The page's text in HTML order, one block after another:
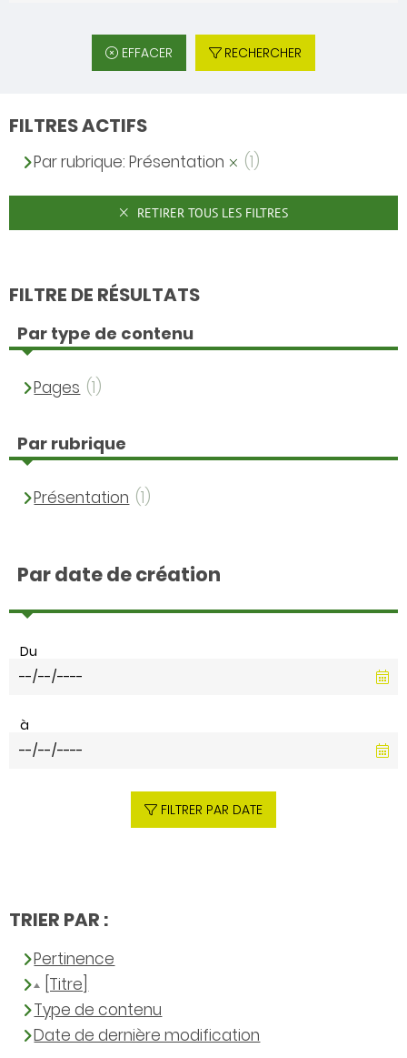
EFFACER RECHERCHER
FILTRES ACTIFS
Par rubrique: Présentation (1)
RETIRER TOUS LES FILTRES
FILTRE DE RÉSULTATS
Par type de contenu
Pages (1)
Par rubrique
Présentation (1)
Par date de création
Du
à
FILTRER PAR DATE
TRIER PAR :
Pertinence
[Titre]
Type de contenu
Date de dernière modification